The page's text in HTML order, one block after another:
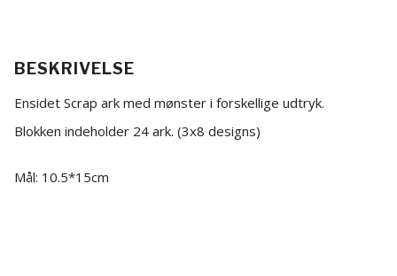
BESKRIVELSE
Ensidet Scrap ark med mønster i forskellige udtryk.
Blokken indeholder 24 ark. (3x8 designs)
Mål: 10.5*15cm